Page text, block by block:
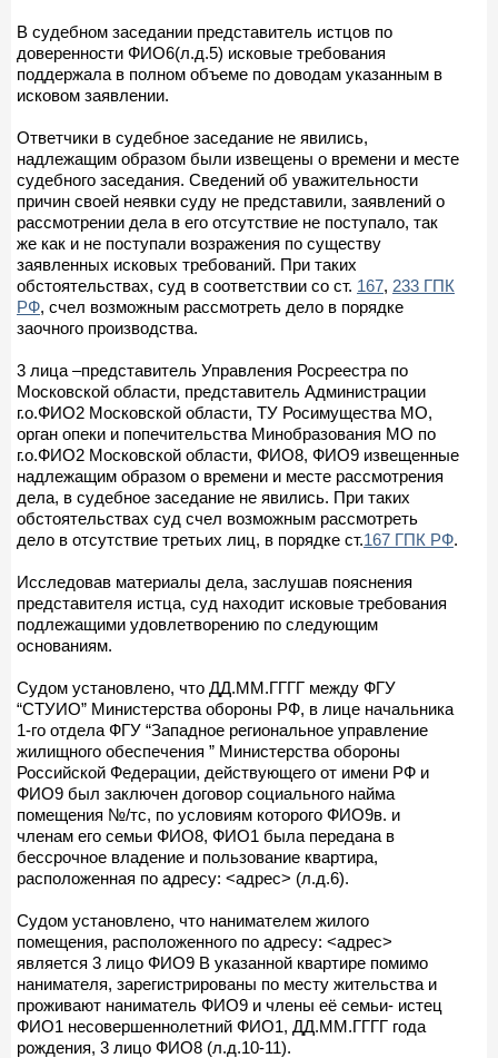
В судебном заседании представитель истцов по
доверенности ФИО6(л.д.5) исковые требования
поддержала в полном объеме по доводам указанным в
исковом заявлении.
Ответчики в судебное заседание не явились,
надлежащим образом были извещены о времени и месте
судебного заседания. Сведений об уважительности
причин своей неявки суду не представили, заявлений о
рассмотрении дела в его отсутствие не поступало, так
же как и не поступали возражения по существу
заявленных исковых требований. При таких
обстоятельствах, суд в соответствии со ст. 167, 233 ГПК
РФ, счел возможным рассмотреть дело в порядке
заочного производства.
3 лица –представитель Управления Росреестра по
Московской области, представитель Администрации
г.о.ФИО2 Московской области, ТУ Росимущества МО,
орган опеки и попечительства Минобразования МО по
г.о.ФИО2 Московской области, ФИО8, ФИО9 извещенные
надлежащим образом о времени и месте рассмотрения
дела, в судебное заседание не явились. При таких
обстоятельствах суд счел возможным рассмотреть
дело в отсутствие третьих лиц, в порядке ст.167 ГПК РФ.
Исследовав материалы дела, заслушав пояснения
представителя истца, суд находит исковые требования
подлежащими удовлетворению по следующим
основаниям.
Судом установлено, что ДД.ММ.ГГГГ между ФГУ
“СТУИО” Министерства обороны РФ, в лице начальника
1-го отдела ФГУ “Западное региональное управление
жилищного обеспечения ” Министерства обороны
Российской Федерации, действующего от имени РФ и
ФИО9 был заключен договор социального найма
помещения №/тс, по условиям которого ФИО9в. и
членам его семьи ФИО8, ФИО1 была передана в
бессрочное владение и пользование квартира,
расположенная по адресу: <адрес> (л.д.6).
Судом установлено, что нанимателем жилого
помещения, расположенного по адресу: <адрес>
является 3 лицо ФИО9 В указанной квартире помимо
нанимателя, зарегистрированы по месту жительства и
проживают наниматель ФИО9 и члены её семьи- истец
ФИО1 несовершеннолетний ФИО1, ДД.ММ.ГГГГ года
рождения, 3 лицо ФИО8 (л.д.10-11).